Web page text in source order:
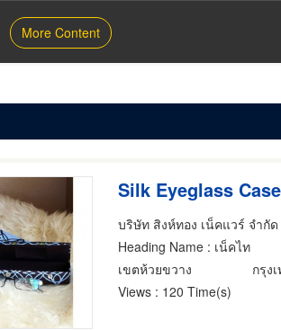
More Content
Silk Eyeglass Case
บริษัท สิงห์ทอง เน็คแวร์ จำกัด
Heading Name : เน็คไท
เขตห้วยขวาง
กรุง
Views : 120 Time(s)